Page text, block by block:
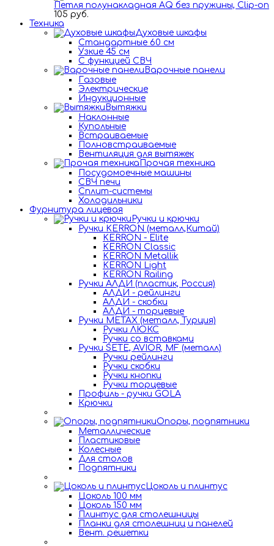
Петля полунакладная AQ без пружины, Clip-on
105 руб.
Техника
Духовые шкафы
Стандартные 60 см
Узкие 45 см
С функцией СВЧ
Варочные панели
Газовые
Электрические
Индукционные
Вытяжки
Наклонные
Купольные
Встраиваемые
Полновстраиваемые
Вентиляция для вытяжек
Прочая техника
Посудомоечные машины
СВЧ печи
Сплит-системы
Холодильники
Фурнитура лицевая
Ручки и крючки
Ручки KERRON (металл,Китай)
KERRON - Elite
KERRON Classic
KERRON Metallik
KERRON Light
KERRON Railing
Ручки АЛДИ (пластик, Россия)
АЛДИ - рейлинги
АЛДИ - скобки
АЛДИ - торцевые
Ручки METAX (металл, Турция)
Ручки ЛЮКС
Ручки со вставками
Ручки SETE, AVIOR, MF (металл)
Ручки рейлинги
Ручки скобки
Ручки кнопки
Ручки торцевые
Профиль - ручки GOLA
Крючки
Опоры, подпятники
Металлические
Пластиковые
Колесные
Для столов
Подпятники
Цоколь и плинтус
Цоколь 100 мм
Цоколь 150 мм
Плинтус для столешницы
Планки для столешниц и панелей
Вент. решетки